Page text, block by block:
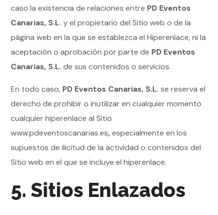
caso la existencia de relaciones entre PD Eventos
Canarias, S.L. y el propietario del Sitio web o de la
página web en la que se establezca el Hiperenlace, ni la
aceptación o aprobación por parte de PD Eventos
Canarias, S.L. de sus contenidos o servicios.
En todo caso, PD Eventos Canarias, S.L. se reserva el
derecho de prohibir o inutilizar en cualquier momento
cualquier hiperenlace al Sitio
www.pdeventoscanarias.es,especialmente en los
supuestos de ilicitud de la actividad o contenidos del
Sitio web en el que se incluye el hiperenlace.
5. Sitios Enlazados